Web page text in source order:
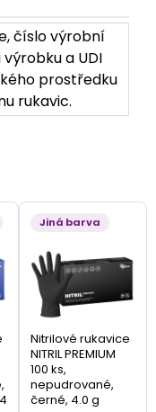
číslo výrobní
a UDI
prostředku
rukavic.
Jiná barva
Nitrilové rukavice
NITRIL PREMIUM
100 ks,
nepudrované,
černé, 4.0 g